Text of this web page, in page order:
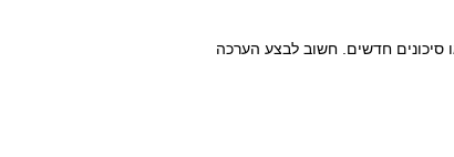
סיכונים חדשים. חשוב לבצע הערכה